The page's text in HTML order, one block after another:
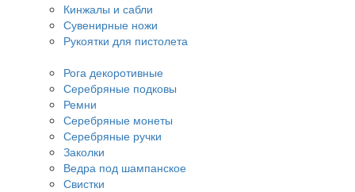
Кинжалы и сабли
Сувенирные ножи
Рукоятки для пистолета
Рога декоротивные
Серебряные подковы
Ремни
Серебряные монеты
Серебряные ручки
Заколки
Ведра под шампанское
Свистки